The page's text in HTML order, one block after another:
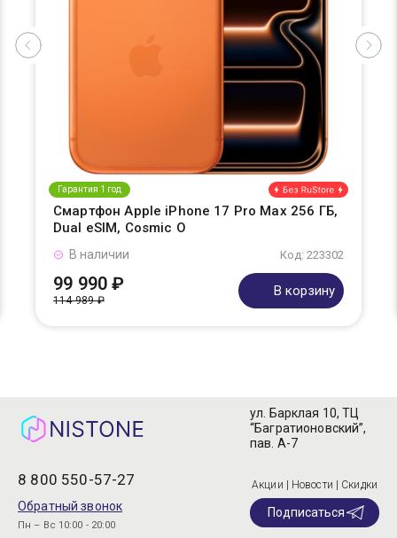
Гарантия 1 год
Смартфон Apple iPhone 17 Pro Max 256 ГБ,
Dual eSIM, Cosmic O
Код: 223302
В наличии
99 990 ₽
114 989 ₽
В корзину
8 800 550-57-27
Обратный звонок
Пн – Вс 10:00 - 20:00
ул. Барклая 10, ТЦ
“Багратионовский”,
пав. А-7
Акции | Новости | Скидки
Подписаться